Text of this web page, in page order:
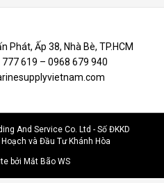
Phát, Ấp 38, Nhà Bè, TP.HCM
619 – 0968 679 940
And Service Co. Ltd - Số ĐKKD
và Đầu Tư Khánh Hòa
bởi Mắt Bão WS